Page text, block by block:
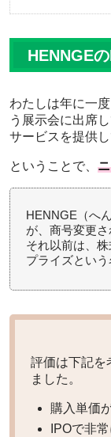
HENNGE
わたしは年に一
う展示会に出席
サービスを提供
ということで、
HENNGE（へ
が、商号変更さ
それ以前は、
プライズという
評価は下記を
ました。
購入単価
IPOで非